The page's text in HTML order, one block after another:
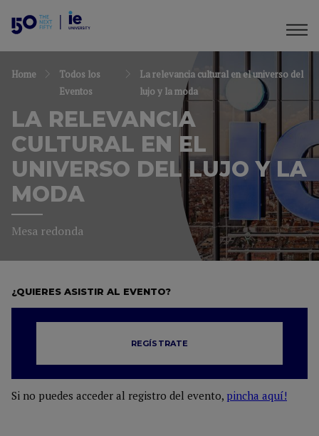
Home
Todos los
Eventos
La relevancia cultural en el universo del
lujo y la moda
LA RELEVANCIA
CULTURAL EN EL
UNIVERSO DEL LUJO Y LA
MODA
Mesa redonda
¿QUIERES ASISTIR AL EVENTO?
REGÍSTRATE
Si no puedes acceder al registro del evento, pincha aquí!